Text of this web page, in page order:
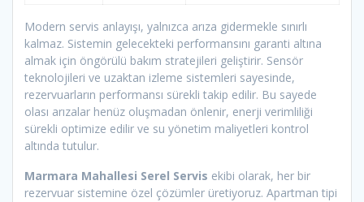
Modern servis anlayışı, yalnızca arıza gidermekle sınırlı
kalmaz. Sistemin gelecekteki performansını garanti altına
almak için öngörülü bakım stratejileri geliştirir. Sensör
teknolojileri ve uzaktan izleme sistemleri sayesinde,
rezervuarların performansı sürekli takip edilir. Bu sayede
olası arızalar henüz oluşmadan önlenir, enerji verimliliği
sürekli optimize edilir ve su yönetim maliyetleri kontrol
altında tutulur.
Marmara Mahallesi Serel Servis ekibi olarak, her bir
rezervuar sistemine özel çözümler üretiyoruz. Apartman tipi